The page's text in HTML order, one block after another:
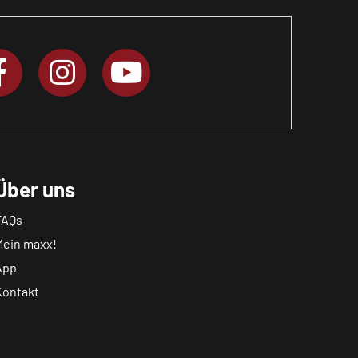
uns
maxx!